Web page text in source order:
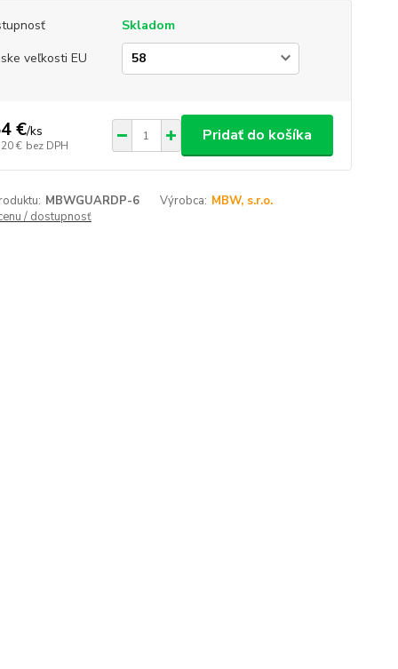
Skladom
veľkosti EU
€/ks
€ bez DPH
Pridať do košíka
MBWGUARDP-6 Výrobca: MBW, s.r.o.
/ dostupnosť